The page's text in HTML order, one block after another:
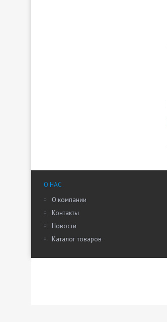
О НАС
О компании
Контакты
Новости
Каталог товаров